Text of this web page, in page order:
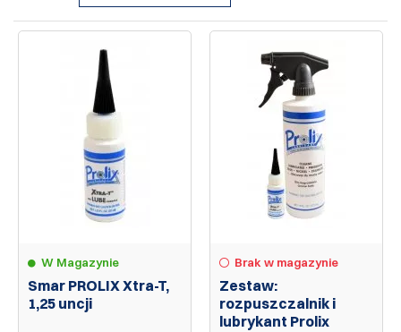
W Magazynie
Smar PROLIX Xtra-T,
1,25 uncji
Brak w magazynie
Zestaw:
rozpuszczalnik i
lubrykant Prolix